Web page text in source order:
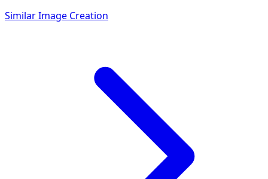
Similar Image Creation